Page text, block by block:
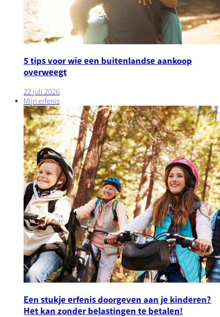
5 tips voor wie een buitenlandse aankoop
overweegt
22 juli 2026
Mijn erfenis
Een stukje erfenis doorgeven aan je kinderen?
Het kan zonder belastingen te betalen!